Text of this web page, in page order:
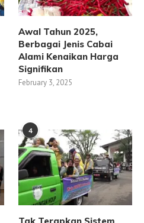
Awal Tahun 2025,
Berbagai Jenis Cabai
Alami Kenaikan Harga
Signifikan
February 3, 2025
4